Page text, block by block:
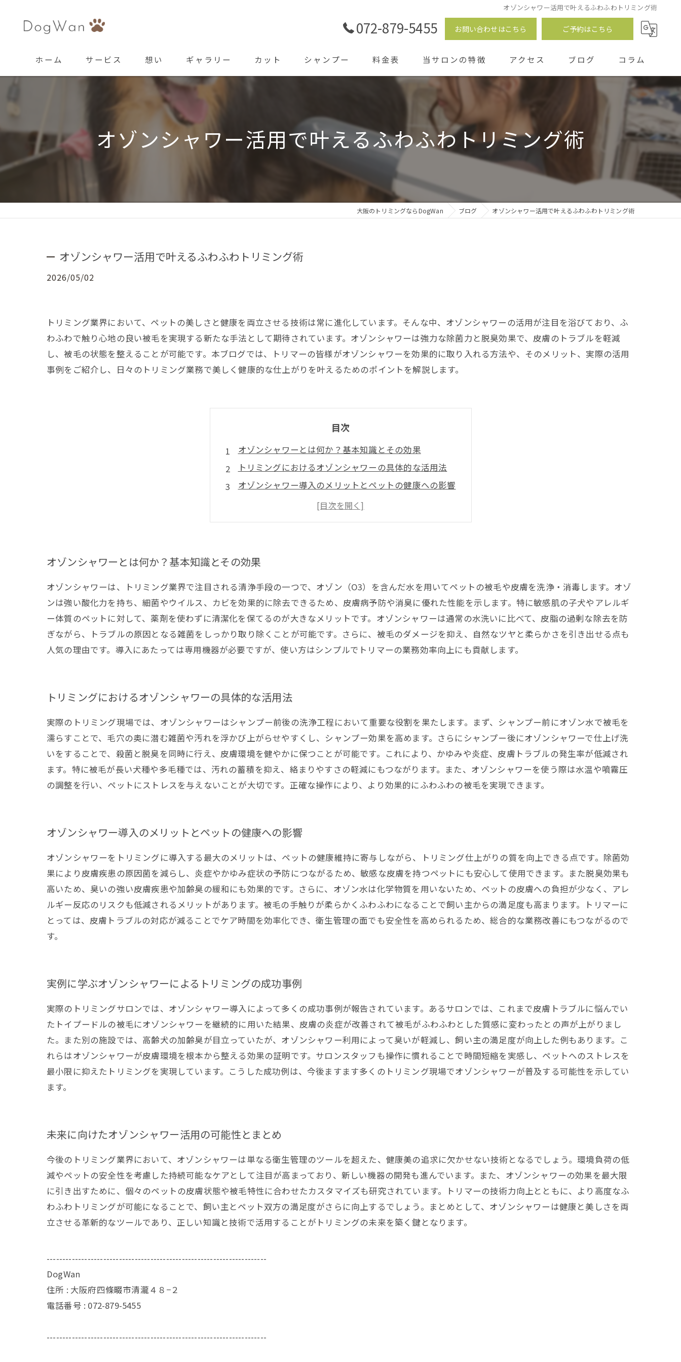
オゾンシャワー活用で叶えるふわふわトリミング術
072-879-5455 お問い合わせはこちら ご予約はこちら
ホーム サービス 想い ギャラリー カット シャンプー 料金表 当サロンの特徴
シャワー
ホテル
アクセス ブログ コラム
オゾンシャワー活用で叶えるふわふわトリミング術
大阪のトリミングならDogWan ブログ オゾンシャワー活用で叶えるふわふわトリミング術
オゾンシャワー活用で叶えるふわふわトリミング術
2026/05/02
トリミング業界において、ペットの美しさと健康を両立させる技術は常に進化しています。そんな中、オゾンシャワーの活用が注目を浴びており、ふ
わふわで触り心地の良い被毛を実現する新たな手法として期待されています。オゾンシャワーは強力な除菌力と脱臭効果で、皮膚のトラブルを軽減
し、被毛の状態を整えることが可能です。本ブログでは、トリマーの皆様がオゾンシャワーを効果的に取り入れる方法や、そのメリット、実際の活用
事例をご紹介し、日々のトリミング業務で美しく健康的な仕上がりを叶えるためのポイントを解説します。
目次
オゾンシャワーとは何か？基本知識とその効果
トリミングにおけるオゾンシャワーの具体的な活用法
オゾンシャワー導入のメリットとペットの健康への影響
実例に学ぶオゾンシャワーによるトリミングの成功事例
未来に向けたオゾンシャワー活用の可能性とまとめ
オゾンシャワーとは何か？基本知識とその効果
オゾンシャワーは、トリミング業界で注目される清浄手段の一つで、オゾン（O3）を含んだ水を用いてペットの被毛や皮膚を洗浄・消毒します。オゾ
ンは強い酸化力を持ち、細菌やウイルス、カビを効果的に除去できるため、皮膚病予防や消臭に優れた性能を示します。特に敏感肌の子犬やアレルギ
ー体質のペットに対して、薬剤を使わずに清潔化を保てるのが大きなメリットです。オゾンシャワーは通常の水洗いに比べて、皮脂の過剰な除去を防
ぎながら、トラブルの原因となる雑菌をしっかり取り除くことが可能です。さらに、被毛のダメージを抑え、自然なツヤと柔らかさを引き出せる点も
人気の理由です。導入にあたっては専用機器が必要ですが、使い方はシンプルでトリマーの業務効率向上にも貢献します。
トリミングにおけるオゾンシャワーの具体的な活用法
実際のトリミング現場では、オゾンシャワーはシャンプー前後の洗浄工程において重要な役割を果たします。まず、シャンプー前にオゾン水で被毛を
濡らすことで、毛穴の奥に潜む雑菌や汚れを浮かび上がらせやすくし、シャンプー効果を高めます。さらにシャンプー後にオゾンシャワーで仕上げ洗
いをすることで、殺菌と脱臭を同時に行え、皮膚環境を健やかに保つことが可能です。これにより、かゆみや炎症、皮膚トラブルの発生率が低減され
ます。特に被毛が長い犬種や多毛種では、汚れの蓄積を抑え、絡まりやすさの軽減にもつながります。また、オゾンシャワーを使う際は水温や噴霧圧
の調整を行い、ペットにストレスを与えないことが大切です。正確な操作により、より効果的にふわふわの被毛を実現できます。
オゾンシャワー導入のメリットとペットの健康への影響
オゾンシャワーをトリミングに導入する最大のメリットは、ペットの健康維持に寄与しながら、トリミング仕上がりの質を向上できる点です。除菌効
果により皮膚疾患の原因菌を減らし、炎症やかゆみ症状の予防につながるため、敏感な皮膚を持つペットにも安心して使用できます。また脱臭効果も
高いため、臭いの強い皮膚疾患や加齢臭の緩和にも効果的です。さらに、オゾン水は化学物質を用いないため、ペットの皮膚への負担が少なく、アレ
ルギー反応のリスクも低減されるメリットがあります。被毛の手触りが柔らかくふわふわになることで飼い主からの満足度も高まります。トリマーに
とっては、皮膚トラブルの対応が減ることでケア時間を効率化でき、衛生管理の面でも安全性を高められるため、総合的な業務改善にもつながるので
す。
実例に学ぶオゾンシャワーによるトリミングの成功事例
実際のトリミングサロンでは、オゾンシャワー導入によって多くの成功事例が報告されています。あるサロンでは、これまで皮膚トラブルに悩んでい
たトイプードルの被毛にオゾンシャワーを継続的に用いた結果、皮膚の炎症が改善されて被毛がふわふわとした質感に変わったとの声が上がりまし
た。また別の施設では、高齢犬の加齢臭が目立っていたが、オゾンシャワー利用によって臭いが軽減し、飼い主の満足度が向上した例もあります。こ
れらはオゾンシャワーが皮膚環境を根本から整える効果の証明です。サロンスタッフも操作に慣れることで時間短縮を実感し、ペットへのストレスを
最小限に抑えたトリミングを実現しています。こうした成功例は、今後ますます多くのトリミング現場でオゾンシャワーが普及する可能性を示してい
ます。
未来に向けたオゾンシャワー活用の可能性とまとめ
今後のトリミング業界において、オゾンシャワーは単なる衛生管理のツールを超えた、健康美の追求に欠かせない技術となるでしょう。環境負荷の低
減やペットの安全性を考慮した持続可能なケアとして注目が高まっており、新しい機器の開発も進んでいます。また、オゾンシャワーの効果を最大限
に引き出すために、個々のペットの皮膚状態や被毛特性に合わせたカスタマイズも研究されています。トリマーの技術力向上とともに、より高度なふ
わふわトリミングが可能になることで、飼い主とペット双方の満足度がさらに向上するでしょう。まとめとして、オゾンシャワーは健康と美しさを両
立させる革新的なツールであり、正しい知識と技術で活用することがトリミングの未来を築く鍵となります。
----------------------------------------------------------------------
DogWan
住所 : 大阪府四條畷市清瀧４８−２
電話番号 : 072-879-5455
----------------------------------------------------------------------